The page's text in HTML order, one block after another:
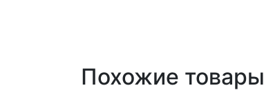
Похожие товары